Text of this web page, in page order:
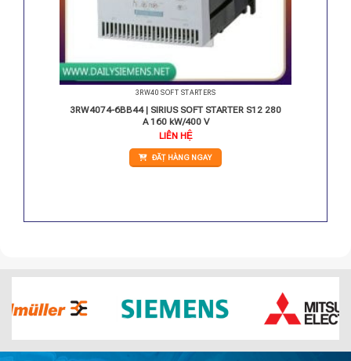
3RW40 SOFT STARTERS
3RW4074-6BB44 | SIRIUS SOFT STARTER S12 280
A 160 kW/400 V
LIÊN HỆ
ĐẶT HÀNG NGAY